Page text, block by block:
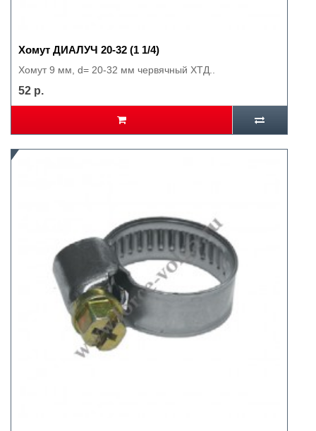
Хомут ДИАЛУЧ 20-32 (1 1/4)
Хомут 9 мм, d= 20-32 мм червячный ХТД..
52 р.